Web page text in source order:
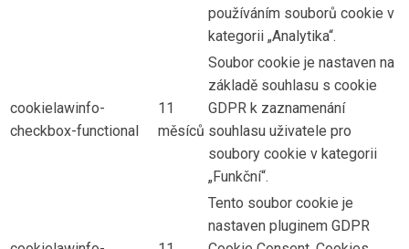
používáním souborů cookie v
kategorii „Analytika“.
cookielawinfo-
checkbox-functional
11
měsíců
Soubor cookie je nastaven na
základě souhlasu s cookie
GDPR k zaznamenání
souhlasu uživatele pro
soubory cookie v kategorii
„Funkční“.
Tento soubor cookie je
nastaven pluginem GDPR